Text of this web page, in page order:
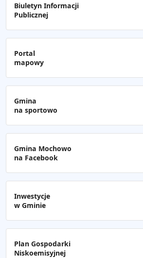
Biuletyn Informacji
Publicznej
Portal
mapowy
Gmina
na sportowo
Gmina Mochowo
na Facebook
Inwestycje
w Gminie
Plan Gospodarki
Niskoemisyjnej